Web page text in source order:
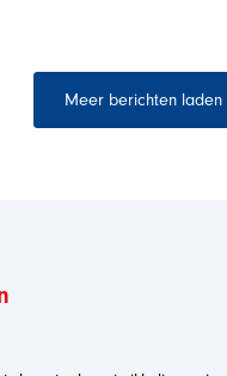
Meer berichten laden